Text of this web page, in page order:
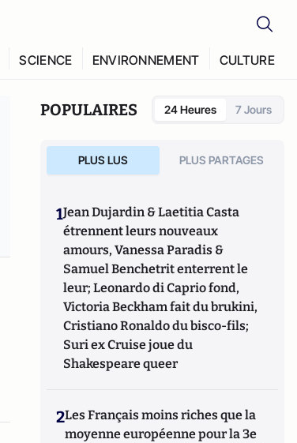
SCIENCE ENVIRONNEMENT CULTURE
POPULAIRES 24 Heures 7 Jours
PLUS LUS PLUS PARTAGES
1Jean Dujardin & Laetitia Casta
étrennent leurs nouveaux
amours, Vanessa Paradis &
Samuel Benchetrit enterrent le
leur; Leonardo di Caprio fond,
Victoria Beckham fait du brukini,
Cristiano Ronaldo du bisco-fils;
Suri ex Cruise joue du
Shakespeare queer
2Les Français moins riches que la
moyenne européenne pour la 3e